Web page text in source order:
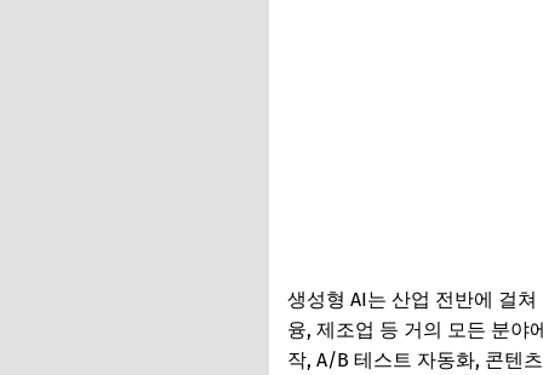
생성형 AI는 산업 전반에 걸
융, 제조업 등 거의 모든 분야
작, A/B 테스트 자동화, 콘텐